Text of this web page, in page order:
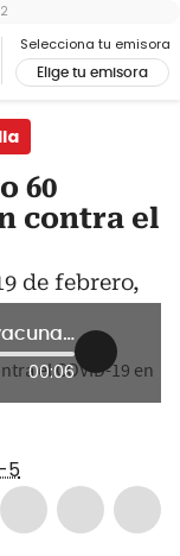
Selecciona tu emisora
Elige tu emisora
60
contra el
de febrero,
Lo que debe saber de las vacunación contra el COVID-19 en Barranquilla
00:06
5